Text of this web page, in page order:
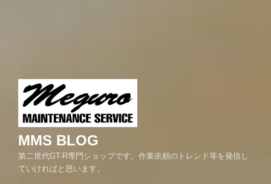
MMS BLOG
第二世代GT-R専門ショップです。作業依頼のトレンド等を発信し
ていければと思います。